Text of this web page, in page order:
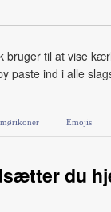
bruger til at vise
paste ind i alle
Emojis
du